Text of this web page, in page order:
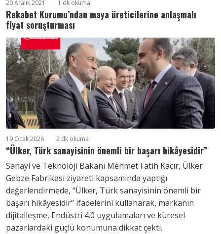
20 Aralık 2021 1 dk okuma
Rekabet Kurumu’ndan maya üreticilerine anlaşmalı
fiyat soruşturması
19 Ocak 2026 2 dk okuma
“Ülker, Türk sanayisinin önemli bir başarı hikâyesidir”
Sanayi ve Teknoloji Bakanı Mehmet Fatih Kacır, Ülker
Gebze Fabrikası ziyareti kapsamında yaptığı
değerlendirmede, “Ülker, Türk sanayisinin önemli bir
başarı hikâyesidir” ifadelerini kullanarak, markanın
dijitalleşme, Endüstri 4.0 uygulamaları ve küresel
pazarlardaki güçlü konumuna dikkat çekti.